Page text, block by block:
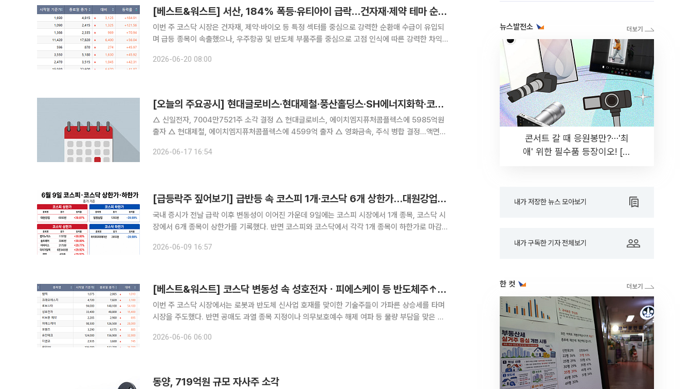
[베스트&워스트] 서산, 184% 폭등·유티아이 급락…건자재·제약 테마 순환매 랠리
이번 주 코스닥 시장은 건자재, 제약·바이오 등 특정 섹터를 중심으로 강력한 순환매 수급이 유입되
며 급등 종목이 속출했으나, 우주항공 및 반도체 부품주를 중심으로 고점 인식에 따른 강력한 차익
(15~19일) 코스닥 지수는 전주(12일) 대비 62.46포인트(
2026-06-20 08:00
[오늘의 주요공시] 현대글로비스·현대제철·풍산홀딩스·SH에너지화학·코오롱글로벌·대한전선 등
△ 신일전자, 7004만7521주 소각 결정 △ 현대글로비스, 에이치엠지퓨처콤플렉스에 5985억원
출자 △ 현대제철, 에이치엠지퓨처콤플렉스에 4599억 출자 △ 영화금속, 주식 병합 결정...액면가
2026-06-17 16:54
[급등락주 짚어보기] 급반등 속 코스피 1개·코스닥 6개 상한가…대원강업 ‘上’
국내 증시가 전날 급락 이후 변동성이 이어진 가운데 9일에는 코스피 시장에서 1개 종목, 코스닥 시
장에서 6개 종목이 상한가를 기록했다. 반면 코스피와 코스닥에서 각각 1개 종목이 하한가로 마감했
29.87% 오른 6000원에 거래를 마감했다. 시장에서는 전기차(
2026-06-09 16:57
[베스트&워스트] 코스닥 변동성 속 성호전자ㆍ피에스케이 등 반도체주↑⋯이주 급등 종목은?
이번 주 코스닥 시장에서는 로봇과 반도체 신사업 호재를 맞이한 기술주들이 가파른 상승세를 타며
시장을 주도했다. 반면 공매도 과열 종목 지정이나 의무보호예수 해제 여파 등 물량 부담을 맞은 기
101.92포인트(9.23%) 내린 1002.44에 장을 마감
2026-06-06 06:00
동양, 719억원 규모 자사주 소각
뉴스발전소
콘서트 갈 때 응원봉만?⋯'최
애' 위한 필수품 등장이오! [솔
내가 저장한 뉴스 모아보기
내가 구독한 기자 전체보기
한 컷